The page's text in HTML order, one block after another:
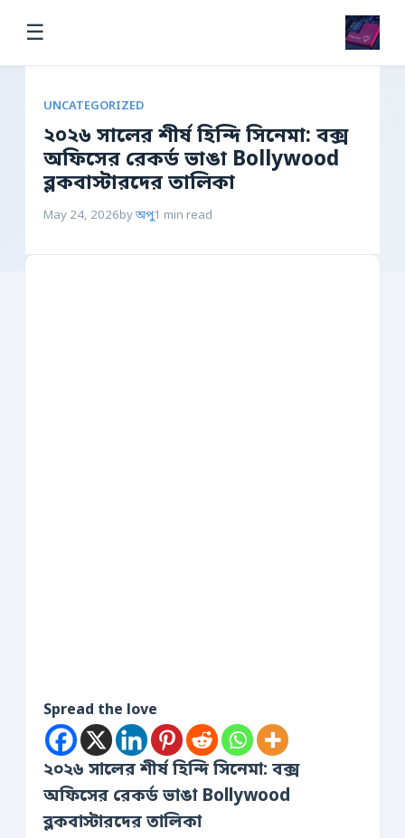
☰
UNCATEGORIZED
২০২৬ সালের শীর্ষ হিন্দি সিনেমা: বক্স
অফিসের রেকর্ড ভাঙা Bollywood
ব্লকবাস্টারদের তালিকা
May 24, 2026byঅপু1 min read
Spread the love
২০২৬ সালের শীর্ষ হিন্দি সিনেমা: বক্স
অফিসের রেকর্ড ভাঙা Bollywood
ব্লকবাস্টারদের তালিকা